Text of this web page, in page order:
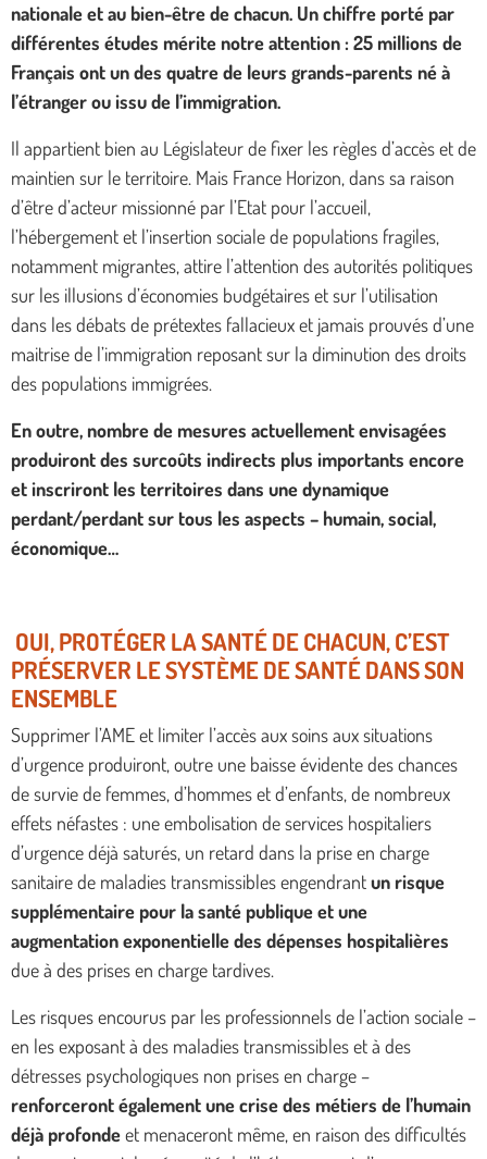
nationale et au bien-être de chacun. Un chiffre porté par
différentes études mérite notre attention : 25 millions de
Français ont un des quatre de leurs grands-parents né à
l’étranger ou issu de l’immigration.
Il appartient bien au Législateur de fixer les règles d’accès et de
maintien sur le territoire. Mais France Horizon, dans sa raison
d’être d’acteur missionné par l’Etat pour l’accueil,
l’hébergement et l’insertion sociale de populations fragiles,
notamment migrantes, attire l’attention des autorités politiques
sur les illusions d’économies budgétaires et sur l’utilisation
dans les débats de prétextes fallacieux et jamais prouvés d’une
maitrise de l’immigration reposant sur la diminution des droits
des populations immigrées.
En outre, nombre de mesures actuellement envisagées
produiront des surcoûts indirects plus importants encore
et inscriront les territoires dans une dynamique
perdant/perdant sur tous les aspects – humain, social,
économique…
OUI, PROTÉGER LA SANTÉ DE CHACUN, C’EST
PRÉSERVER LE SYSTÈME DE SANTÉ DANS SON
ENSEMBLE
Supprimer l’AME et limiter l’accès aux soins aux situations
d’urgence produiront, outre une baisse évidente des chances
de survie de femmes, d’hommes et d’enfants, de nombreux
effets néfastes : une embolisation de services hospitaliers
d’urgence déjà saturés, un retard dans la prise en charge
sanitaire de maladies transmissibles engendrantun risque
supplémentaire pour la santé publique et une
augmentation exponentielle des dépenses hospitalières
due à des prises en charge tardives.
Les risques encourus par les professionnels de l’action sociale –
en les exposant à des maladies transmissibles et à des
détresses psychologiques non prises en charge –
renforceront également une crise des métiers de l’humain
déjà profondeet menaceront même, en raison des difficultés